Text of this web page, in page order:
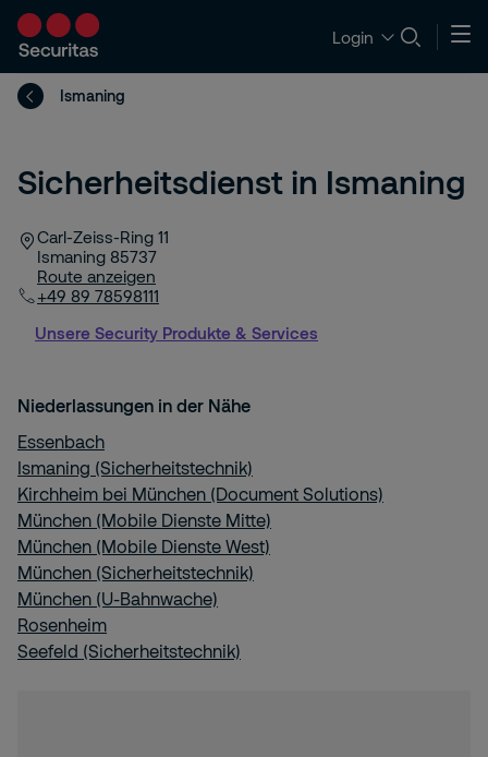
Login
Ismaning
Sicherheitsdienst in Ismaning
Carl-Zeiss-Ring 11
Ismaning 85737
Route anzeigen
+49 89 78598111
Unsere Security Produkte & Services
Niederlassungen in der Nähe
Essenbach
Ismaning (Sicherheitstechnik)
Kirchheim bei München (Document Solutions)
München (Mobile Dienste Mitte)
München (Mobile Dienste West)
München (Sicherheitstechnik)
München (U-Bahnwache)
Rosenheim
Seefeld (Sicherheitstechnik)